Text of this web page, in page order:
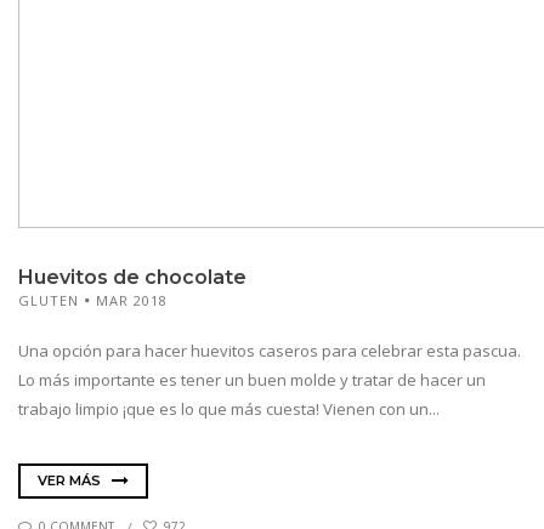
Huevitos de chocolate
GLUTEN MAR 2018
Una opción para hacer huevitos caseros para celebrar esta pascua.
Lo más importante es tener un buen molde y tratar de hacer un
trabajo limpio ¡que es lo que más cuesta! Vienen con un...
VER MÁS